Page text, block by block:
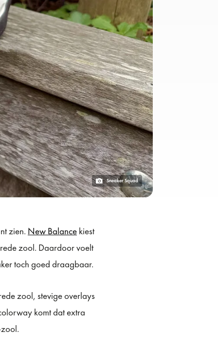
Sneaker Squad
zien. New Balance kiest
zool. Daardoor voelt
toch goed draagbaar.
zool, stevige overlays
komt dat extra